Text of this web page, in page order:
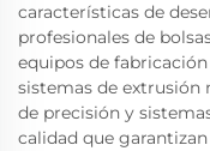
características de
profesionales de
equipos de
sistemas de extrusión
de precisión y
calidad que